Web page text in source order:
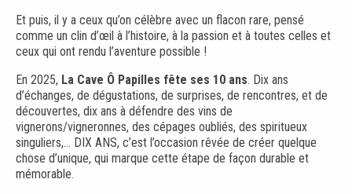
Et puis, il y a ceux qu’on célèbre avec un flacon rare, pensé
comme un clin d’œil à l’histoire, à la passion et à toutes celles et
ceux qui ont rendu l’aventure possible !
En 2025, La Cave Ô Papilles fête ses 10 ans. Dix ans
d’échanges, de dégustations, de surprises, de rencontres, et de
découvertes, dix ans à défendre des vins de
vignerons/vigneronnes, des cépages oubliés, des spiritueux
singuliers,… DIX ANS, c’est l’occasion rêvée de créer quelque
chose d’unique, qui marque cette étape de façon durable et
mémorable.